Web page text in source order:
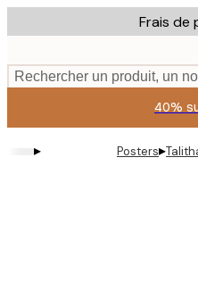
to
content.
Frais de
Rechercher un produit, un
40%
▸ Posters▸